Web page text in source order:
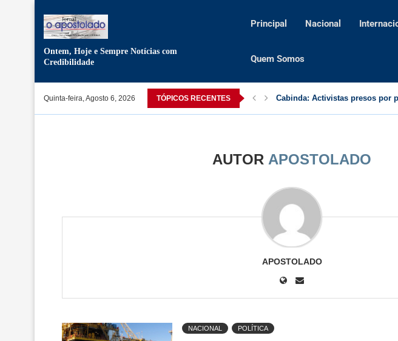
Ontem, Hoje e Sempre Notícias com
Credibilidade
Principal Nacional
Quem Somos
Quinta-feira, Agosto 6, 2026 TÓPICOS RECENTES
Cruz é um símbolo histórico para a Nação” Cabinda: Activistas presos por
AUTOR APOSTOLADO
APOSTOLADO
NACIONAL POLÍTICA